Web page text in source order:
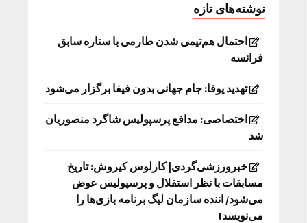
نوشته‌های تازه
احتمال هم‌تیمی شدن طارمی با ستاره سابق
فرانسه
تهدید یوفا: جام جهانی بدون فیفا برگزار می‌شود
اختصاصی: مدافع پرسپولیس شاگرد منصوریان
شد
خبرورزشی‌گردی| کارلوس کیروش: تاریخ
مسابقات با نظر استقلال و پرسپولیس عوض
می‌شود/ اننده سازمان لیگ برنامه بازی‌ها را
می‌نویسد!